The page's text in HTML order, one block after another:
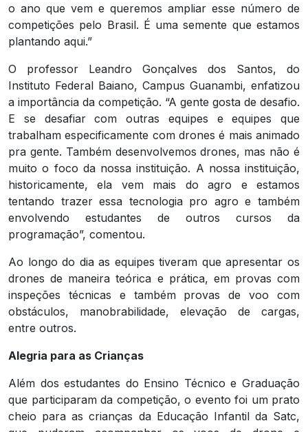
o ano que vem e queremos ampliar esse número de
competições pelo Brasil. É uma semente que estamos
plantando aqui.”
O professor Leandro Gonçalves dos Santos, do
Instituto Federal Baiano, Campus Guanambi, enfatizou
a importância da competição. “A gente gosta de desafio.
E se desafiar com outras equipes e equipes que
trabalham especificamente com drones é mais animado
pra gente. Também desenvolvemos drones, mas não é
muito o foco da nossa instituição. A nossa instituição,
historicamente, ela vem mais do agro e estamos
tentando trazer essa tecnologia pro agro e também
envolvendo estudantes de outros cursos da
programação”, comentou.
Ao longo do dia as equipes tiveram que apresentar os
drones de maneira teórica e prática, em provas com
inspeções técnicas e também provas de voo com
obstáculos, manobrabilidade, elevação de cargas,
entre outros.
Alegria para as Crianças
Além dos estudantes do Ensino Técnico e Graduação
que participaram da competição, o evento foi um prato
cheio para as crianças da Educação Infantil da Satc,